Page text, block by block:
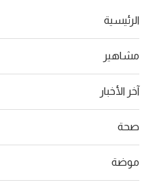
الرئيسية
مشاهير
آخر الأخبار
صحة
موضة